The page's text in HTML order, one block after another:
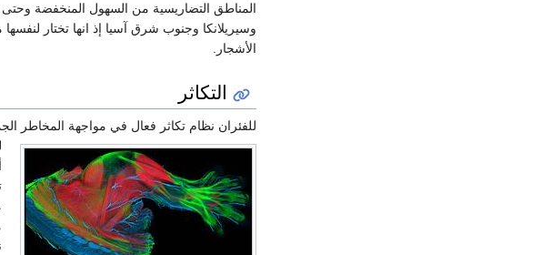
وسيريلانكا وجنوب شرق آسيا إذ انها تختار
الأشجار.
التكاثر
للفئران نظام تكاثر فعال في مواجهة المخاطر